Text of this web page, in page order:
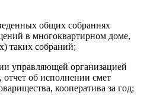
общих собраниях
в многоквартирном доме,
таких собраний;
управляющей организацией
отчет об исполнении смет
кооператива за год;